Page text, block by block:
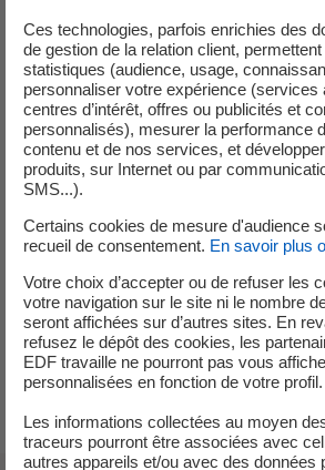
En 2024, la fourniture d'un kWh
induit :
L'émission de 21,41(2)grammes
carbone (CO₂).
La génération dedéchets
2,16 mg/kWh.​
En 2024, EDF a eu recours au mix résiduel
hauteur de 91 %.
(2)Émissions directes, hors analyse du cycle
production et des combustibles - Périmètre
Ademe.
Ces technologies, parfois enrichies des
de gestion de la relation client,
statistiques (audience, usage,
personnaliser votre expérience (services
centres d’intérêt, offres ou publicités et
personnalisés), mesurer la performance
contenu et de nos services, et
produits, sur Internet ou par
SMS...).
Certains cookies de mesure d'audience
recueil de consentement. En savoir plus
Votre choix d’accepter ou de refuser les
votre navigation sur le site ni le nombre
seront affichées sur d’autres sites. En
refusez le dépôt des cookies, les
EDF travaille ne pourront pas vous
personnalisées en fonction de votre profil.
Les informations collectées au moyen
traceurs pourront être associées avec
autres appareils et/ou avec des données